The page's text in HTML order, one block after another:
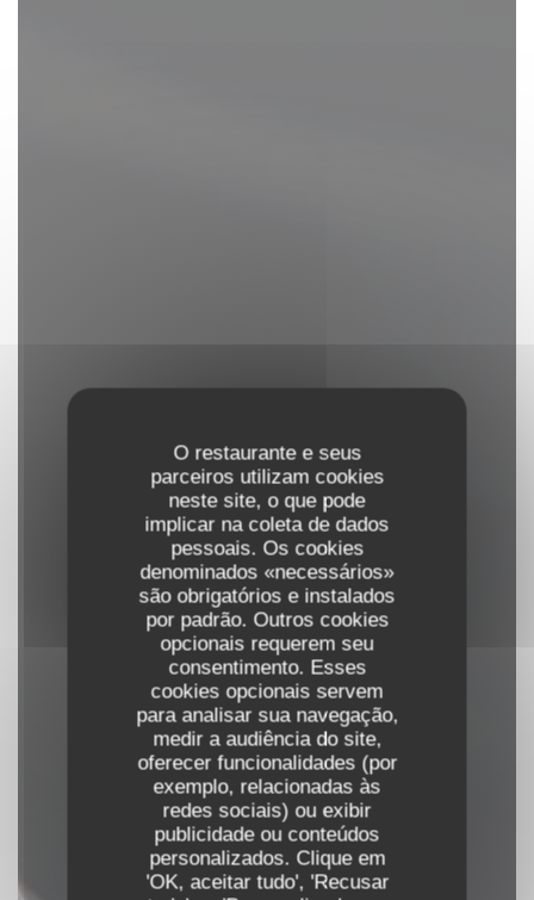
O restaurante e seus
parceiros utilizam cookies
neste site, o que pode
implicar na coleta de dados
pessoais. Os cookies
denominados «necessários»
são obrigatórios e instalados
por padrão. Outros cookies
opcionais requerem seu
consentimento. Esses
cookies opcionais servem
para analisar sua navegação,
medir a audiência do site,
oferecer funcionalidades (por
exemplo, relacionadas às
redes sociais) ou exibir
publicidade ou conteúdos
personalizados. Clique em
'OK, aceitar tudo', 'Recusar
Âmago
|LISBOA